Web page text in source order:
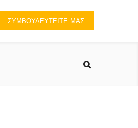
ΣΥΜΒΟΥΛΕΥΤΕΙΤΕ ΜΑΣ